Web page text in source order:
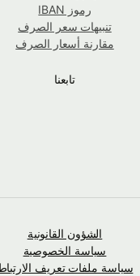
رموز IBAN
تنبيهات سعر الصرف
مقارنة أسعار الصرف
تابعنا
الشؤون القانونية
سياسة الخصوصية
سياسة ملفات تعريف الارتباط